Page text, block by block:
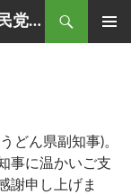
大野敬太郎オフィシャルサイト｜自民党香川３区衆議院議員
どん県副知事)。
事に温かいご支
謝申し上げま